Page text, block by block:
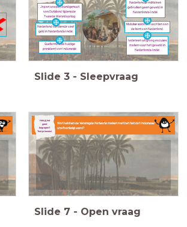
Japan was een bondgenoot
van Duitsland tijdens de
Tweede Wereldoorlog.
Molukse soldaten vechten aan
de kant van Nederland.
Nederland verdiende veel
geld in Nederlands-Indië.
Nederlandse militairen
gebruiken geen geweld in
Nederlands-Indië.
Soekarno is de huidige
president van Indonesië.
Iedereen wil graag excuses
maken voor het geweld in
Nederlands-Indië.
Slide 3 - Sleepvraag
Wat hebben de Verenigde Naties te maken met het feit dat Indonesië
onafhankelijk werd?
Heb jij het
goed
begrepen?
Test je kennis!
Slide 7 - Open vraag